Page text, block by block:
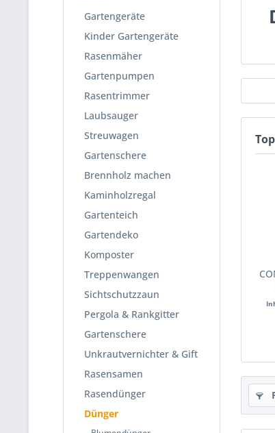
Gartengeräte
Kinder Gartengeräte
Rasenmäher
Gartenpumpen
Rasentrimmer
Laubsauger
Streuwagen
Gartenschere
Brennholz machen
Kaminholzregal
Gartenteich
Gartendeko
Komposter
Treppenwangen
Sichtschutzzaun
Pergola & Rankgitter
Gartenschere
Unkrautvernichter & Gift
Rasensamen
Rasendünger
Dünger